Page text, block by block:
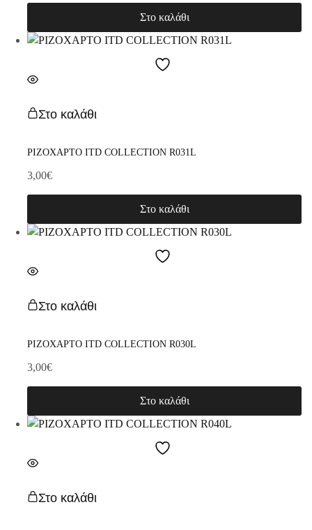
Στο καλάθι
Στο καλάθι
ΡΙΖΟΧΑΡΤΟ ITD COLLECTION R031L
3,00€
Στο καλάθι
Στο καλάθι
ΡΙΖΟΧΑΡΤΟ ITD COLLECTION R030L
3,00€
Στο καλάθι
Στο καλάθι